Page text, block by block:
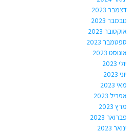
דצמבר 2023
נובמבר 2023
אוקטובר 2023
ספטמבר 2023
אוגוסט 2023
יולי 2023
יוני 2023
מאי 2023
אפריל 2023
מרץ 2023
פברואר 2023
ינואר 2023